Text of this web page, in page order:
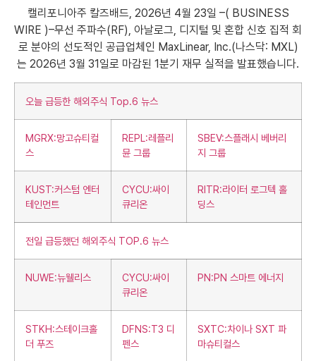
캘리포니아주 칼즈배드, 2026년 4월 23일 –( BUSINESS
WIRE )–무선 주파수(RF), 아날로그, 디지털 및 혼합 신호 집적 회
로 분야의 선도적인 공급업체인 MaxLinear, Inc.(나스닥: MXL)
는 2026년 3월 31일로 마감된 1분기 재무 실적을 발표했습니다.
오늘 급등한 해외주식 Top.6 뉴스
MGRX:망고슈티컬
스
REPL:레플리
뮨 그룹
SBEV:스플래시 베버리
지 그룹
KUST:커스텀 엔터
테인먼트
CYCU:싸이
큐리온
RITR:라이터 로그텍 홀
딩스
전일 급등했던 해외주식 TOP.6 뉴스
NUWE:뉴웰리스
CYCU:싸이
큐리온
PN:PN 스마트 에너지
STKH:스테이크홀
더 푸즈
DFNS:T3 디
펜스
SXTC:차이나 SXT 파
마슈티컬스